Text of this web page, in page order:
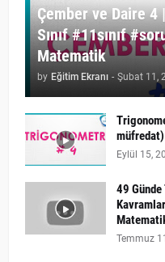
Çember ve Daire 4
Sınıf #11sınıf
Matematik
by Eğitim Ekranı - Şubat 11,
Eylül 15,
49
Temmuz